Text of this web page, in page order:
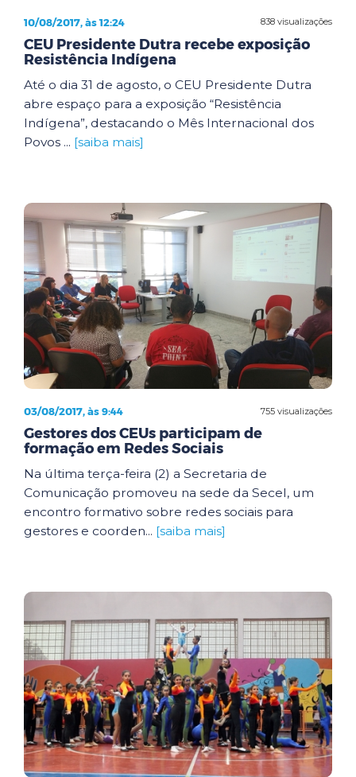
838 visualizações
10/08/2017, às 12:24
CEU Presidente Dutra recebe exposição
Resistência Indígena
Até o dia 31 de agosto, o CEU Presidente Dutra
abre espaço para a exposição “Resistência
Indígena”, destacando o Mês Internacional dos
Povos ... [saiba mais]
755 visualizações
03/08/2017, às 9:44
Gestores dos CEUs participam de
formação em Redes Sociais
Na última terça-feira (2) a Secretaria de
Comunicação promoveu na sede da Secel, um
encontro formativo sobre redes sociais para
gestores e coorden... [saiba mais]